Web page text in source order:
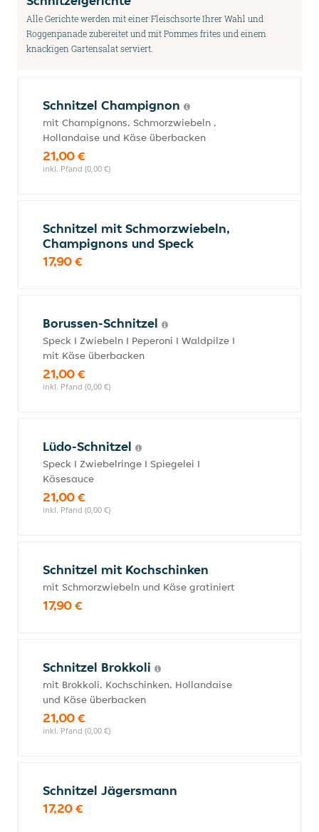
Alle Gerichte werden mit einer Fleischsorte Ihrer Wahl und
Roggenpanade zubereitet und mit Pommes frites und einem
knackigen Gartensalat serviert.
Schnitzel Champignon
mit Champignons, Schmorzwiebeln ,
Hollandaise und Käse überbacken
21,00 €
inkl. Pfand (0,00 €)
Schnitzel mit Schmorzwiebeln,
Champignons und Speck
17,90 €
Borussen-Schnitzel
Speck I Zwiebeln I Peperoni I Waldpilze I
mit Käse überbacken
21,00 €
inkl. Pfand (0,00 €)
Lüdo-Schnitzel
Speck I Zwiebelringe I Spiegelei I
Käsesauce
21,00 €
inkl. Pfand (0,00 €)
Schnitzel mit Kochschinken
mit Schmorzwiebeln und Käse gratiniert
17,90 €
Schnitzel Brokkoli
mit Brokkoli, Kochschinken, Hollandaise
und Käse überbacken
21,00 €
inkl. Pfand (0,00 €)
Schnitzel Jägersmann
17,20 €